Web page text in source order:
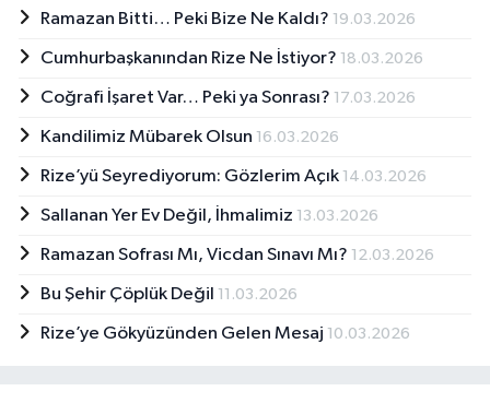
Ramazan Bitti… Peki Bize Ne Kaldı? 19.03.2026
Cumhurbaşkanından Rize Ne İstiyor? 18.03.2026
Coğrafi İşaret Var… Peki ya Sonrası? 17.03.2026
Kandilimiz Mübarek Olsun 16.03.2026
Rize’yü Seyrediyorum: Gözlerim Açık 14.03.2026
Sallanan Yer Ev Değil, İhmalimiz 13.03.2026
Ramazan Sofrası Mı, Vicdan Sınavı Mı? 12.03.2026
Bu Şehir Çöplük Değil 11.03.2026
Rize’ye Gökyüzünden Gelen Mesaj 10.03.2026